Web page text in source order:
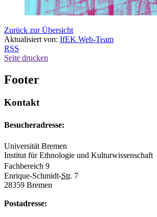
Zurück zur Übersicht
Aktualisiert von: IfEK Web-Team
RSS
Seite drucken
Footer
Kontakt
Besucheradresse:
Universität Bremen
Institut für Ethnologie und Kulturwissenschaft
Fachbereich 9
Enrique-Schmidt-Str. 7
28359 Bremen
Postadresse: